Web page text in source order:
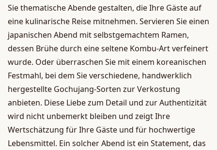
Sie thematische Abende gestalten, die Ihre Gäste auf
eine kulinarische Reise mitnehmen. Servieren Sie einen
japanischen Abend mit selbstgemachtem Ramen,
dessen Brühe durch eine seltene Kombu-Art verfeinert
wurde. Oder überraschen Sie mit einem koreanischen
Festmahl, bei dem Sie verschiedene, handwerklich
hergestellte Gochujang-Sorten zur Verkostung
anbieten. Diese Liebe zum Detail und zur Authentizität
wird nicht unbemerkt bleiben und zeigt Ihre
Wertschätzung für Ihre Gäste und für hochwertige
Lebensmittel. Ein solcher Abend ist ein Statement, das